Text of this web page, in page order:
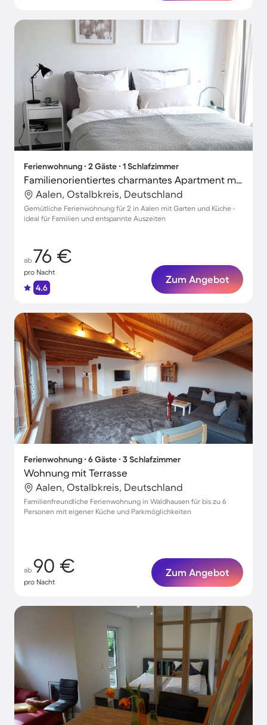
Ferienwohnung ∙ 2 Gäste ∙ 1 Schlafzimmer
Familienorientiertes charmantes Apartment mit schnellem Internet, Terrasse und Garten | Gartenblick | Ideal für Homeoffice
Aalen, Ostalbkreis, Deutschland
Gemütliche Ferienwohnung für 2 in Aalen mit Garten und Küche -
ideal für Familien und entspannte Auszeiten
ab 76 €
pro Nacht
4.6
Zum Angebot
Ferienwohnung ∙ 6 Gäste ∙ 3 Schlafzimmer
Wohnung mit Terrasse
Aalen, Ostalbkreis, Deutschland
Familienfreundliche Ferienwohnung in Waldhausen für bis zu 6
Personen mit eigener Küche und Parkmöglichkeiten
ab 90 €
pro Nacht
Zum Angebot